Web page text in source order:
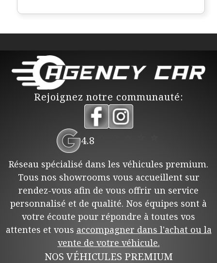
Rejoignez notre communauté:
4.8
Réseau spécialisé dans les véhicules premium.
Tous nos showrooms vous accueillent sur
rendez-vous afin de vous offrir un service
personnalisé et de qualité. Nos équipes sont à
votre écoute pour répondre à toutes vos
attentes et vous accompagner dans l'achat ou la
vente de votre véhicule.
NOS VÉHICULES PREMIUM